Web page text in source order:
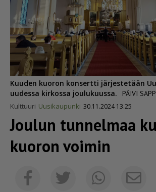
Kuuden kuoron konsertti järjestetään
uudessa kirkossa joulukuussa.
PÄIVI
Kulttuuri Uusikaupunki 30.11.2024 13.25
Joulun tunnelmaa
kuoron voimin
FacebookTwitter